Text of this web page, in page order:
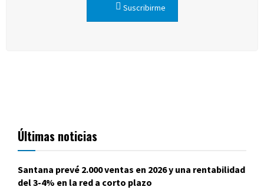
Suscribirme
Últimas noticias
Santana prevé 2.000 ventas en 2026 y una rentabilidad
del 3-4% en la red a corto plazo